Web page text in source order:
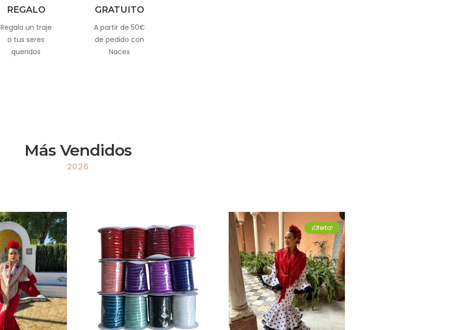
REGALO
Regala un traje
a tus seres
queridos
GRATUITO
A partir de 50€
de pedido con
Nacex
Más Vendidos
2026
¡Oferta!